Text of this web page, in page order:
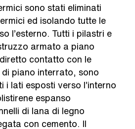
sono stati eliminati
ed isolando tutte le
l’esterno. Tutti i pilastri e
armato a piano
contatto con le
piano interrato, sono
i lati esposti verso l’interno
espanso
di lana di legno
con cemento. Il